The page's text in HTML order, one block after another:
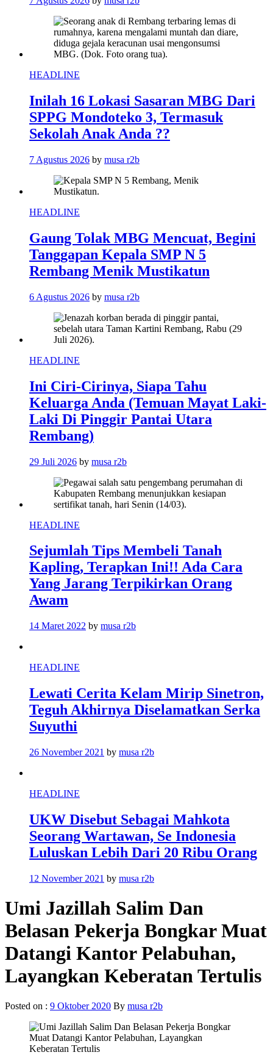
HEADLINE
Inilah 16 Lokasi Sasaran MBG Dari
SPPG Mondoteko 3, Termasuk
Sekolah Anak Anda ??
7 Agustus 2026 by musa r2b
HEADLINE
Gaung Tolak MBG Mencuat, Begini
Tanggapan Kepala SMP N 5
Rembang Menik Mustikatun
6 Agustus 2026 by musa r2b
HEADLINE
Ini Ciri-Cirinya, Siapa Tahu
Keluarga Anda (Temuan Mayat Laki-
Laki Di Pinggir Pantai Utara
Rembang)
29 Juli 2026 by musa r2b
HEADLINE
Sejumlah Tips Membeli Tanah
Kapling, Terapkan Ini!! Ada Cara
Yang Jarang Terpikirkan Orang
Awam
14 Maret 2022 by musa r2b
HEADLINE
Lewati Cerita Kelam Mirip Sinetron,
Teguh Akhirnya Diselamatkan Serka
Suyuthi
26 November 2021 by musa r2b
HEADLINE
UKW Disebut Sebagai Mahkota
Seorang Wartawan, Se Indonesia
Luluskan Lebih Dari 20 Ribu Orang
12 November 2021 by musa r2b
Umi Jazillah Salim Dan
Belasan Pekerja Bongkar Muat
Datangi Kantor Pelabuhan,
Layangkan Keberatan Tertulis
Posted on : 9 Oktober 2020 By musa r2b